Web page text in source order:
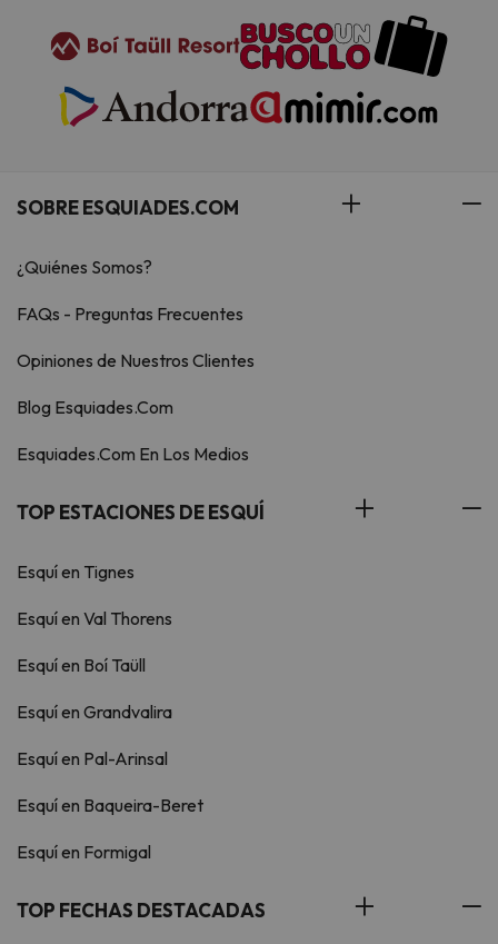
SOBRE ESQUIADES.COM
¿Quiénes Somos?
FAQs - Preguntas Frecuentes
Opiniones de Nuestros Clientes
Blog Esquiades.Com
Esquiades.Com En Los Medios
TOP ESTACIONES DE ESQUÍ
Esquí en Tignes
Esquí en Val Thorens
Esquí en Boí Taüll
Esquí en Grandvalira
Esquí en Pal-Arinsal
Esquí en Baqueira-Beret
Esquí en Formigal
TOP FECHAS DESTACADAS